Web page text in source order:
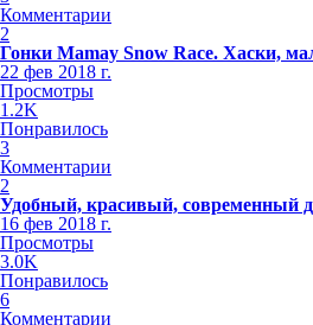
Комментарии
2
Гонки Mamay Snow Race. Хаски,
22 фев 2018 г.
Просмотры
1.2K
Понравилось
3
Комментарии
2
Удобный, красивый, современный
16 фев 2018 г.
Просмотры
3.0K
Понравилось
6
Комментарии